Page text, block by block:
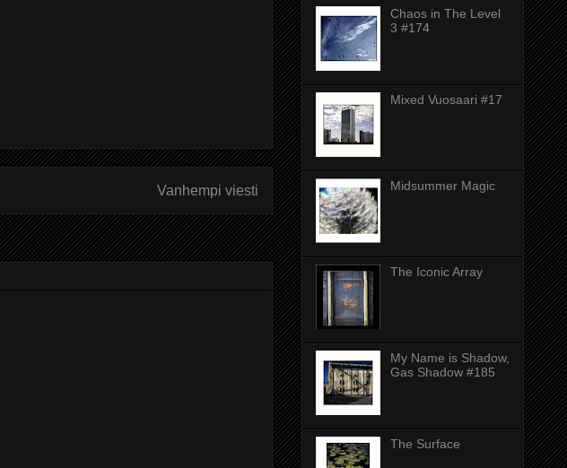
Vanhempi viesti
Chaos in The Level
3 #174
Mixed Vuosaari #17
Midsummer Magic
The Iconic Array
My Name is Shadow,
Gas Shadow #185
The Surface